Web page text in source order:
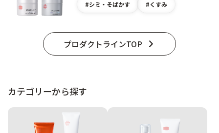
シミ・そばかす くすみ
プロダクトラインTOP
カテゴリーから探す